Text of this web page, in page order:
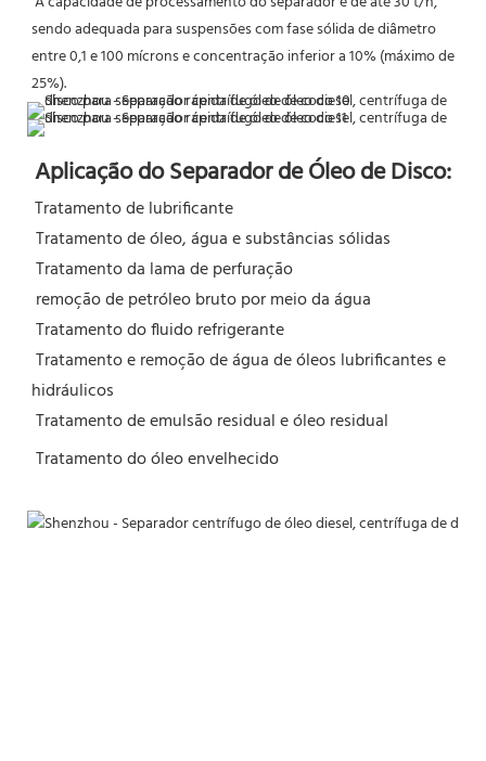
sendo adequada para suspensões com fase sólida de diâmetro
entre 0,1 e 100 mícrons e concentração inferior a 10% (máximo de
25%).
Aplicação do Separador de Óleo de Disco:
Tratamento de lubrificante
Tratamento de óleo, água e substâncias sólidas
Tratamento da lama de perfuração
remoção de petróleo bruto por meio da água
Tratamento do fluido refrigerante
hidráulicos
Tratamento de emulsão residual e óleo residual
Tratamento do óleo envelhecido